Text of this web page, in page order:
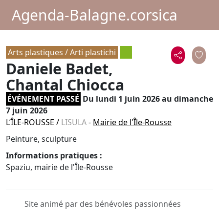
Agenda-Balagne.corsica
Arts plastiques / Arti plastichi
Daniele Badet,
Chantal Chiocca
ÉVÉNEMENT PASSÉ Du lundi 1 juin 2026au dimanche
7 juin 2026
L’ÎLE-ROUSSE / LISULA- Mairie de l'Île-Rousse
Peinture, sculpture
Informations pratiques :
Spaziu, mairie de l'Île-Rousse
Site animé par des bénévoles passionnées